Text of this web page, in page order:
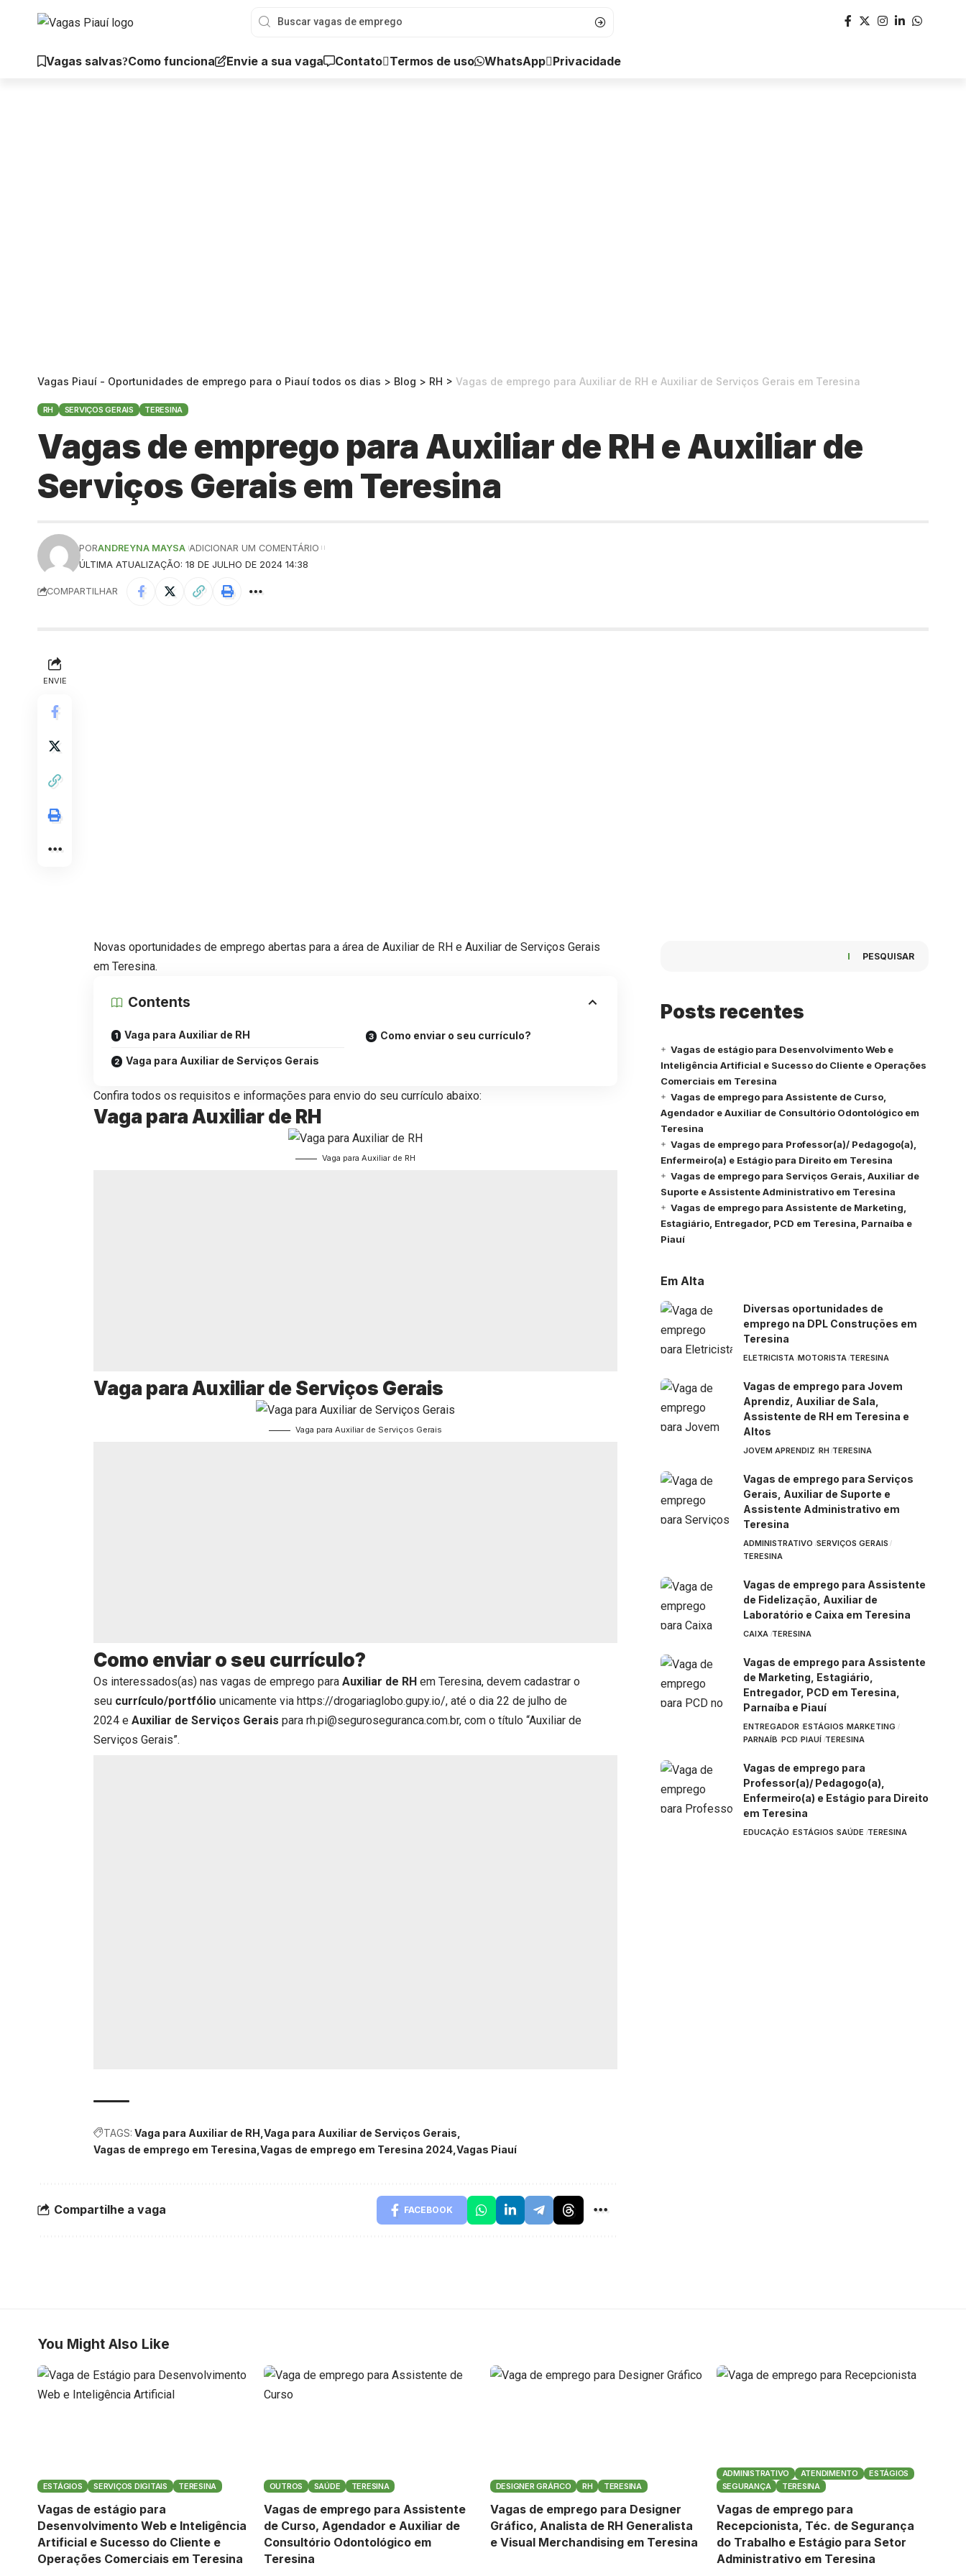
Vagas salvas Como funciona Envie a sua vaga Contato Termos de uso WhatsApp Privacidade
Vagas Piauí - Oportunidades de emprego para o Piauí todos os dias > Blog > RH > Vagas de emprego para Auxiliar de RH e Auxiliar de Serviços Gerais em Teresina
RH SERVIÇOS GERAIS TERESINA
Vagas de emprego para Auxiliar de RH e Auxiliar de
Serviços Gerais em Teresina
ÚLTIMA ATUALIZAÇÃO: 18 DE JULHO DE 2024 14:38
PORANDREYNA MAYSA ADICIONAR UM COMENTÁRIO
COMPARTILHAR
ENVIE
Novas oportunidades de emprego abertas para a área de Auxiliar de RH e Auxiliar de Serviços Gerais
em Teresina.
Contents
Vaga para Auxiliar de RH
Vaga para Auxiliar de Serviços Gerais
Como enviar o seu currículo?
Confira todos os requisitos e informações para envio do seu currículo abaixo:
Vaga para Auxiliar de RH
Vaga para Auxiliar de RH
Vaga para Auxiliar de Serviços Gerais
Vaga para Auxiliar de Serviços Gerais
Como enviar o seu currículo?
Os interessados(as) nas vagas de emprego para Auxiliar de RH em Teresina, devem cadastrar o
seu currículo/portfólio unicamente via https://drogariaglobo.gupy.io/, até o dia 22 de julho de
2024 e Auxiliar de Serviços Gerais para rh.pi@seguroseguranca.com.br, com o título “Auxiliar de
Serviços Gerais”.
TAGS: Vaga para Auxiliar de RH Vaga para Auxiliar de Serviços Gerais
Vagas de emprego em Teresina Vagas de emprego em Teresina 2024 Vagas Piauí
Compartilhe a vaga FACEBOOK
PESQUISAR
Posts recentes
Vagas de estágio para Desenvolvimento Web e
Inteligência Artificial e Sucesso do Cliente e Operações
Comerciais em Teresina
Vagas de emprego para Assistente de Curso,
Agendador e Auxiliar de Consultório Odontológico em
Teresina
Vagas de emprego para Professor(a)/ Pedagogo(a),
Enfermeiro(a) e Estágio para Direito em Teresina
Vagas de emprego para Serviços Gerais, Auxiliar de
Suporte e Assistente Administrativo em Teresina
Vagas de emprego para Assistente de Marketing,
Estagiário, Entregador, PCD em Teresina, Parnaíba e
Piauí
Em Alta
Diversas oportunidades de
emprego na DPL Construções em
Teresina
ELETRICISTA MOTORISTA TERESINA
Vagas de emprego para Jovem
Aprendiz, Auxiliar de Sala,
Assistente de RH em Teresina e
Altos
JOVEM APRENDIZ RH TERESINA
Vagas de emprego para Serviços
Gerais, Auxiliar de Suporte e
Assistente Administrativo em
Teresina
ADMINISTRATIVO SERVIÇOS GERAIS
TERESINA
Vagas de emprego para Assistente
de Fidelização, Auxiliar de
Laboratório e Caixa em Teresina
CAIXA TERESINA
Vagas de emprego para Assistente
de Marketing, Estagiário,
Entregador, PCD em Teresina,
Parnaíba e Piauí
ENTREGADOR ESTÁGIOS MARKETING
PARNAÍB PCD PIAUÍ TERESINA
Vagas de emprego para
Professor(a)/ Pedagogo(a),
Enfermeiro(a) e Estágio para Direito
em Teresina
EDUCAÇÃO ESTÁGIOS SAÚDE TERESINA
You Might Also Like
ESTÁGIOS SERVIÇOS DIGITAIS TERESINA
Vagas de estágio para
Desenvolvimento Web e Inteligência
Artificial e Sucesso do Cliente e
Operações Comerciais em Teresina
OUTROS SAÚDE TERESINA
Vagas de emprego para Assistente
de Curso, Agendador e Auxiliar de
Consultório Odontológico em
Teresina
DESIGNER GRÁFICO RH TERESINA
Vagas de emprego para Designer
Gráfico, Analista de RH Generalista
e Visual Merchandising em Teresina
ADMINISTRATIVO ATENDIMENTO
ESTÁGIOS
SEGURANÇA
TERESINA
Vagas de emprego para
Recepcionista, Téc. de Segurança
do Trabalho e Estágio para Setor
Administrativo em Teresina